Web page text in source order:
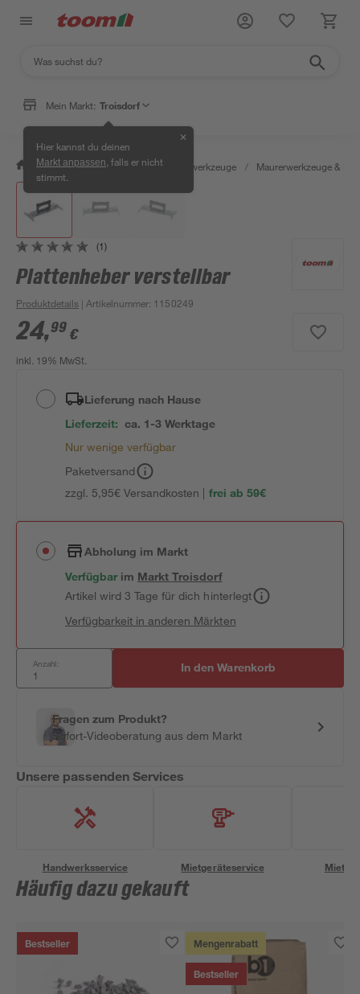
Mein Markt: Troisdorf
Hier kannst du deinen
Markt anpassen , falls er nicht
stimmt.
✕
/ Werkstatt & Maschinen / Handwerkzeuge / Maurerwerkzeuge &
(1)
Plattenheber verstellbar
Produktdetails | Artikelnummer: 1150249
24,99 €
inkl. 19% MwSt.
Lieferung nach Hause
Lieferzeit: ca. 1-3 Werktage
Nur wenige verfügbar
Paketversand
zzgl. 5,95€ Versandkosten | frei ab 59€
Abholung im Markt
Verfügbar im MarktTroisdorf
Artikel wird 3 Tage für dich hinterlegt
Verfügbarkeit in anderen Märkten
Anzahl: In den Warenkorb
Fragen zum Produkt?
Sofort-Videoberatung aus dem Markt
Unsere passenden Services
Handwerksservice Mietgeräteservice
Häufig dazu gekauft
Bestseller Mengenrabatt
Bestseller